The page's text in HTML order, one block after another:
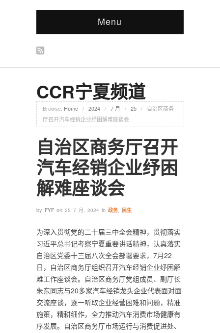
Menu
CCR宁夏频道
Browse: Home / 2024 / 7 月 / 25 /
自治区商务
厅召开汽车经销企业纾困解难座谈会
自治区商务厅召开
汽车经销企业纾困
解难座谈会
by FYF on 25 7 月, 2024 in 政务, 民生
为深入贯彻党的二十届三中全会精神，贯彻落实
习近平总书记考察宁夏重要讲话精神，认真落实
自治区党委十三届八次全会部署要求，7月22
日，自治区商务厅组织召开汽车经销企业纾困解
难工作座谈会。自治区商务厅党组成员、副厅长
朱东同志与20多家汽车经销龙头企业代表面对面
交流座谈，逐一听取企业经营困难和问题，精准
施策，精耕细作，全力推动汽车消费市场健康有
序发展。自治区商务厅市场运行与消费促进处、